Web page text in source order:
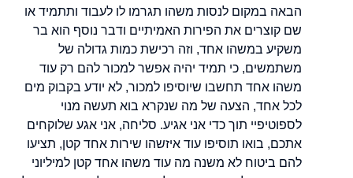
הבאה במקום לנסות משהו תגרמו לו לעבוד ותתמיד או
שם קוצרים את הפירות האמיתיים ודבר נוסף הוא בר
משקיע במשהו אחד, וזה רכישת כמות גדולה של
משתמשים, כי תמיד יהיה אפשר למכור להם רק עוד
משהו אחד תחשבו שיוסיפו למכור, לא יודע בקבוק מים
לכל אחד, הצעה של מה שנקרא בוא תעשה מנוי
לספוטיפיי תוך כדי אני אגיע. סליחה, אני אגע שלוקחים
אתכם, בואו תוסיפו עוד איזשהו שירות אחד קטן, תציעו
להם ביטוח לא משנה מה עוד משהו אחד קטן למיליוני